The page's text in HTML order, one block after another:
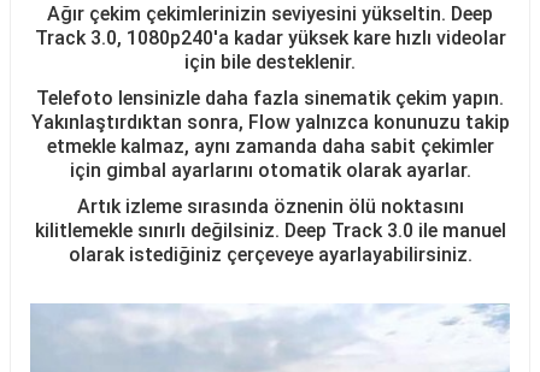
Ağır çekim çekimlerinizin seviyesini yükseltin. Deep
Track 3.0, 1080p240'a kadar yüksek kare hızlı videolar
için bile desteklenir.
Telefoto lensinizle daha fazla sinematik çekim yapın.
Yakınlaştırdıktan sonra, Flow yalnızca konunuzu takip
etmekle kalmaz, aynı zamanda daha sabit çekimler
için gimbal ayarlarını otomatik olarak ayarlar.
Artık izleme sırasında öznenin ölü noktasını
kilitlemekle sınırlı değilsiniz. Deep Track 3.0 ile manuel
olarak istediğiniz çerçeveye ayarlayabilirsiniz.